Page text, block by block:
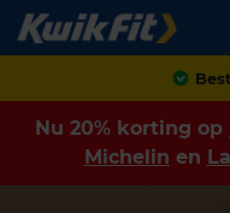
Nu 20% korting op
Michelin en